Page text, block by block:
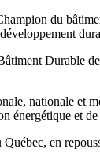
du
Durable
nationale et
énergétique et
en